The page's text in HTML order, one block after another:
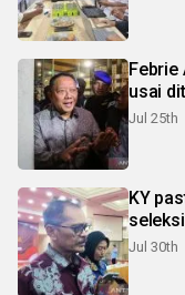
Febrie
usai
Jul 25th
KY
Jul 30th